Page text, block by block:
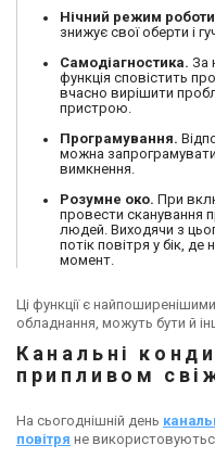
Нічний режим
знижує свої оберти і
Самодіагностика. За
функція сповістить
вчасно вирішити
пристрою.
Програмування.
можна
вимкнення.
Розумне око. При
провести сканування
людей. Виходячи з
потік повітря у бік,
момент.
Ці функції є
обладнання, можуть бути й
Канальні
припливом
На сьогоднішній день
повітря не